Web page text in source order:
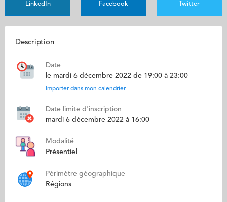
LinkedIn Facebook Twitter
Description
Date
le mardi 6 décembre 2022 de 19:00 à 23:00
Importer dans mon calendrier
Date limite d'inscription
mardi 6 décembre 2022 à 16:00
Modalité
Présentiel
Périmètre géographique
Régions